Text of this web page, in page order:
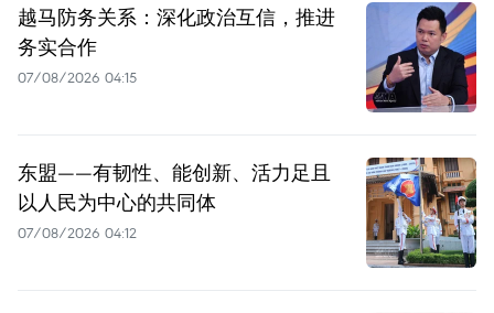
越马防务关系：深化政治互信，推进
务实合作
07/08/2026 04:15
东盟——有韧性、能创新、活力足且
以人民为中心的共同体
07/08/2026 04:12